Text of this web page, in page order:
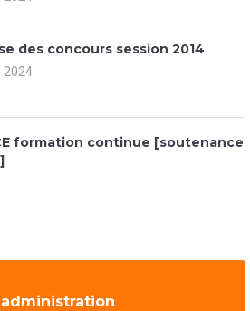
des concours session 2014
2024
formation continue [soutenance